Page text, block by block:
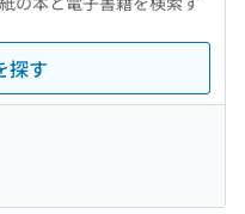
探す